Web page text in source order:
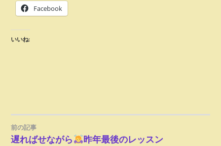
Facebook
いいね:
投
前の記事
遅ればせながら 昨年最後のレッスン